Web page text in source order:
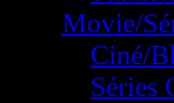
Movie/
Ciné/
Séries